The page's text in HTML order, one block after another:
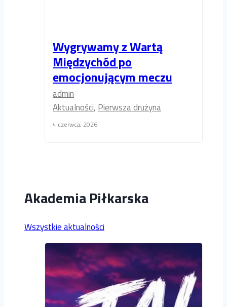
Wygrywamy z Wartą
Międzychód po
emocjonującym meczu
admin
Aktualności, Pierwsza drużyna
4 czerwca, 2026
Akademia Piłkarska
Wszystkie aktualności